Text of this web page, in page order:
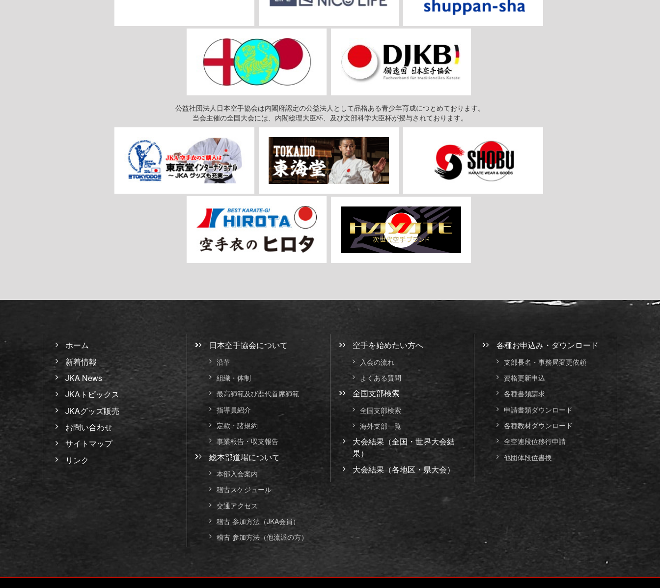
公益社団法人日本空手協会は内閣府認定の公益法人として品格ある青少年育成につとめております。
当会主催の全国大会には、内閣総理大臣杯、及び文部科学大臣杯が授与されております。
ホーム
新着情報
JKA News
JKAトピックス
JKAグッズ販売
お問い合わせ
サイトマップ
リンク
日本空手協会について
沿革
組織・体制
最高師範及び歴代首席師範
指導員紹介
定款・諸規約
事業報告・収支報告
総本部道場について
本部入会案内
稽古スケジュール
交通アクセス
稽古 参加方法（JKA会員）
稽古 参加方法（他流派の方）
空手を始めたい方へ
入会の流れ
よくある質問
全国支部検索
全国支部検索
海外支部一覧
大会結果（全国・世界大会結
果）
大会結果（各地区・県大会）
各種お申込み・ダウンロード
支部長名・事務局変更依頼
資格更新申込
各種書類請求
申請書類ダウンロード
各種教材ダウンロード
全空連段位移行申請
他団体段位書換